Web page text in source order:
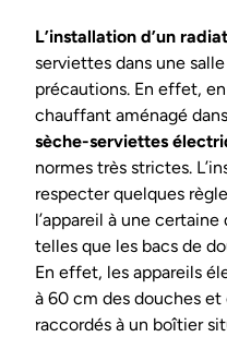
L’installation d’un
serviettes dans une
précautions. En effet,
chauffant aménagé
sèche-serviettes
normes très strictes.
respecter quelques
l’appareil à une certaine
telles que les bacs de
En effet, les appareils
à 60 cm des douches
raccordés à un boîtier